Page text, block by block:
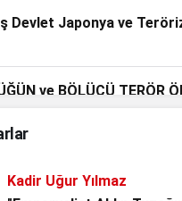
Devlet Japonya ve
ve BÖLÜCÜ TERÖR
VE UYUŞTURUCU
Kadir Uğur Yılmaz